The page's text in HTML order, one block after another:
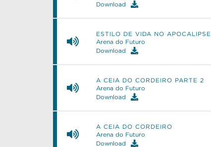
Download
ESTILO DE VIDA NO APOCALIPSE
Arena do Futuro
Download
A CEIA DO CORDEIRO PARTE 2
Arena do Futuro
Download
A CEIA DO CORDEIRO
Arena do Futuro
Download